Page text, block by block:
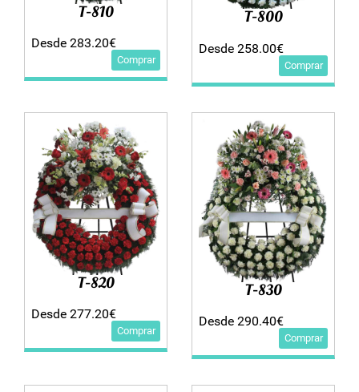
T-810
Desde 283.20€
Comprar
T-800
Desde 258.00€
Comprar
T-820
Desde 277.20€
Comprar
T-830
Desde 290.40€
Comprar